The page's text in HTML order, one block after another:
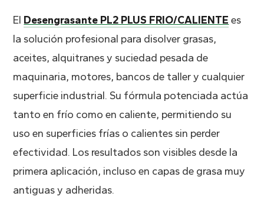
El Desengrasante PL2 PLUS FRIO/CALIENTE es
la solución profesional para disolver grasas,
aceites, alquitranes y suciedad pesada de
maquinaria, motores, bancos de taller y cualquier
superficie industrial. Su fórmula potenciada actúa
tanto en frío como en caliente, permitiendo su
uso en superficies frías o calientes sin perder
efectividad. Los resultados son visibles desde la
primera aplicación, incluso en capas de grasa muy
antiguas y adheridas.